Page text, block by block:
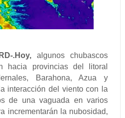
.Hoy, algunos chubascos
hacia provincias del litoral
Barahona, Azua y
interacción del viento con la
de una vaguada en varios
incrementarán la nubosidad,